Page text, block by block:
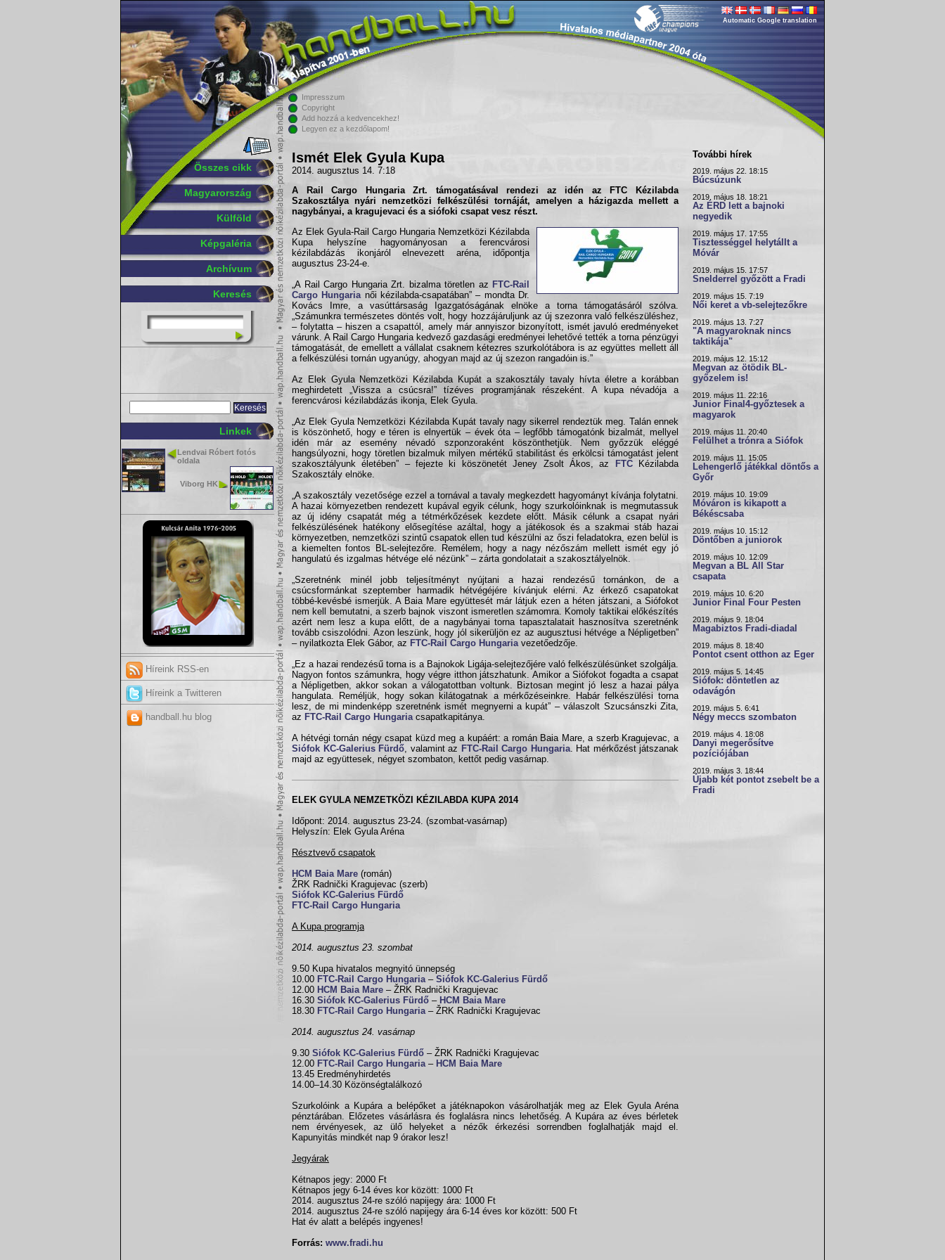
Összes cikk
Magyarország
Külföld
Képgaléria
Archívum
Keresés
Linkek
Lendvai Róbert fotós
oldala
Viborg HK
Híreink RSS-en
Híreink a Twitteren
handball.hu blog
Automatic Google translation
Impresszum
Copyright
Add hozzá a kedvencekhez!
Legyen ez a kezdőlapom!
Ismét Elek Gyula Kupa
2014. augusztus 14. 7:18
A Rail Cargo Hungaria Zrt. támogatásával rendezi az idén az
FTC Kézilabda
Szakosztályanyári nemzetközi felkészülési tornáját, amelyen a házigazda mellett a
nagybányai, a kragujevaci és a siófoki csapat vesz részt.
Az Elek Gyula-Rail Cargo Hungaria Nemzetközi Kézilabda
Kupa helyszíne hagyományosan a ferencvárosi
kézilabdázás ikonjáról elnevezett aréna, időpontja
augusztus 23-24-e.
„A Rail Cargo Hungaria Zrt. bizalma töretlen az FTC-Rail
Cargo Hungaria női kézilabda-csapatában” – mondta Dr.
Kovács Imre, a vasúttársaság Igazgatóságának elnöke a torna támogatásáról szólva.
„Számunkra természetes döntés volt, hogy hozzájáruljunk az új szezonra való felkészüléshez,
– folytatta – hiszen a csapattól, amely már annyiszor bizonyított, ismét javuló eredményeket
várunk. A Rail Cargo Hungaria kedvező gazdasági eredményei lehetővé tették a torna pénzügyi
támogatását, de emellett a vállalat csaknem kétezres szurkolótábora is az együttes mellett áll
a felkészülési tornán ugyanúgy, ahogyan majd az új szezon rangadóin is.”
Az Elek Gyula Nemzetközi Kézilabda Kupát a szakosztály tavaly hívta életre a korábban
meghirdetett „Vissza a csúcsra!” tízéves programjának részeként. A kupa névadója a
ferencvárosi kézilabdázás ikonja, Elek Gyula.
„Az Elek Gyula Nemzetközi Kézilabda Kupát tavaly nagy sikerrel rendeztük meg. Talán ennek
is köszönhető, hogy e téren is elnyertük – évek óta – legfőbb támogatónk bizalmát, mellyel
idén már az esemény névadó szponzoraként köszönthetjük. Nem győzzük eléggé
hangsúlyozni, hogy töretlen bizalmuk milyen mértékű stabilitást és erkölcsi támogatást jelent
szakosztályunk életében” – fejezte ki köszönetét Jeney Zsolt Ákos, az
FTCKézilabda
Szakosztály elnöke.
„A szakosztály vezetősége ezzel a tornával a tavaly megkezdett hagyományt kívánja folytatni.
A hazai környezetben rendezett kupával egyik célunk, hogy szurkolóinknak is megmutassuk
az új idény csapatát még a tétmérkőzések kezdete előtt. Másik célunk a csapat nyári
felkészülésének hatékony elősegítése azáltal, hogy a játékosok és a szakmai stáb hazai
környezetben, nemzetközi szintű csapatok ellen tud készülni az őszi feladatokra, ezen belül is
a kiemelten fontos BL-selejtezőre. Remélem, hogy a nagy nézőszám mellett ismét egy jó
hangulatú és izgalmas hétvége elé nézünk” – zárta gondolatait a szakosztályelnök.
„Szeretnénk minél jobb teljesítményt nyújtani a hazai rendezésű tornánkon, de a
csúcsformánkat szeptember harmadik hétvégéjére kívánjuk elérni. Az érkező csapatokat
többé-kevésbé ismerjük. A Baia Mare együttesét már látjuk ezen a héten játszani, a Siófokot
nem kell bemutatni, a szerb bajnok viszont ismeretlen számomra. Komoly taktikai előkészítés
azért nem lesz a kupa előtt, de a nagybányai torna tapasztalatait hasznosítva szeretnénk
tovább csiszolódni. Azon leszünk, hogy jól sikerüljön ez az augusztusi hétvége a Népligetben”
– nyilatkozta Elek Gábor, az FTC-Rail Cargo Hungaria vezetőedzője.
„Ez a hazai rendezésű torna is a Bajnokok Ligája-selejtezőjére való felkészülésünket szolgálja.
Nagyon fontos számunkra, hogy végre itthon játszhatunk. Amikor a Siófokot fogadta a csapat
a Népligetben, akkor sokan a válogatottban voltunk. Biztosan megint jó lesz a hazai pálya
hangulata. Reméljük, hogy sokan kilátogatnak a mérkőzéseinkre. Habár felkészülési torna
lesz, de mi mindenképp szeretnénk ismét megnyerni a kupát” – válaszolt Szucsánszki Zita,
az FTC-Rail Cargo Hungaria csapatkapitánya.
A hétvégi tornán négy csapat küzd meg a kupáért: a román Baia Mare, a szerb Kragujevac, a
Siófok KC-Galerius Fürdő , valamint az FTC-Rail Cargo Hungaria. Hat mérkőzést játszanak
majd az együttesek, négyet szombaton, kettőt pedig vasárnap.
ELEK GYULA NEMZETKÖZI KÉZILABDA KUPA 2014
Időpont: 2014. augusztus 23-24. (szombat-vasárnap)
Helyszín: Elek Gyula Aréna
Résztvevő csapatok
HCM Baia Mare (román)
ŽRK Radnički Kragujevac (szerb)
Siófok KC-Galerius Fürdő
FTC-Rail Cargo Hungaria
A Kupa programja
2014. augusztus 23. szombat
9.50 Kupa hivatalos megnyitó ünnepség
10.00 FTC-Rail Cargo Hungaria– Siófok KC-Galerius Fürdő
12.00 HCM Baia Mare – ŽRK Radnički Kragujevac
16.30 Siófok KC-Galerius Fürdő – HCM Baia Mare
18.30 FTC-Rail Cargo Hungaria– ŽRK Radnički Kragujevac
2014. augusztus 24. vasárnap
9.30 Siófok KC-Galerius Fürdő – ŽRK Radnički Kragujevac
12.00 FTC-Rail Cargo Hungaria– HCM Baia Mare
13.45 Eredményhirdetés
14.00–14.30 Közönségtalálkozó
Szurkolóink a Kupára a belépőket a játéknapokon vásárolhatják meg az Elek Gyula Aréna
pénztárában. Előzetes vásárlásra és foglalásra nincs lehetőség. A Kupára az éves bérletek
nem érvényesek, az ülő helyeket a nézők érkezési sorrendben foglalhatják majd el.
Kapunyitás mindkét nap 9 órakor lesz!
Jegyárak
Kétnapos jegy: 2000 Ft
Kétnapos jegy 6-14 éves kor között: 1000 Ft
2014. augusztus 24-re szóló napijegy ára: 1000 Ft
2014. augusztus 24-re szóló napijegy ára 6-14 éves kor között: 500 Ft
Hat év alatt a belépés ingyenes!
Forrás: www.fradi.hu
További hírek
2019. május 22. 18:15
Búcsúzunk
2019. május 18. 18:21
Az ÉRD lett a bajnoki
negyedik
2019. május 17. 17:55
Tisztességgel helytállt a
Móvár
2019. május 15. 17:57
Snelderrel győzött a Fradi
2019. május 15. 7:19
Női keret a vb-selejtezőkre
2019. május 13. 7:27
"A magyaroknak nincs
taktikája"
2019. május 12. 15:12
Megvan az ötödik BL-
győzelem is!
2019. május 11. 22:16
Junior Final4-győztesek a
magyarok
2019. május 11. 20:40
Felülhet a trónra a Siófok
2019. május 11. 15:05
Lehengerlő játékkal döntős a
Győr
2019. május 10. 19:09
Móváron is kikapott a
Békéscsaba
2019. május 10. 15:12
Döntőben a juniorok
2019. május 10. 12:09
Megvan a BL All Star
csapata
2019. május 10. 6:20
Junior Final Four Pesten
2019. május 9. 18:04
Magabiztos Fradi-diadal
2019. május 8. 18:40
Pontot csent otthon az Eger
2019. május 5. 14:45
Siófok: döntetlen az
odavágón
2019. május 5. 6:41
Négy meccs szombaton
2019. május 4. 18:08
Danyi megerősítve
pozíciójában
2019. május 3. 18:44
Újabb két pontot zsebelt be a
Fradi